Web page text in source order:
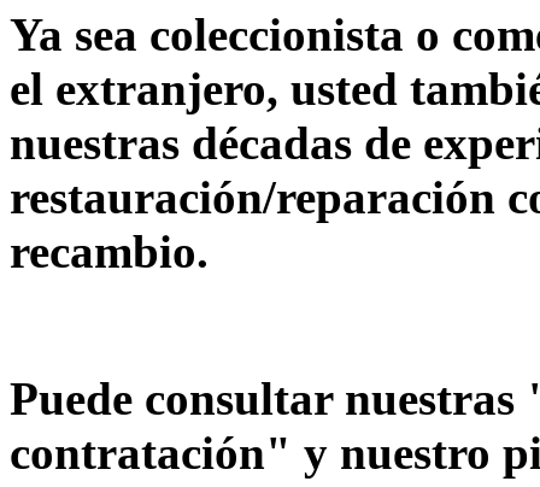
Ya sea coleccionista o
el extranjero, usted
nuestras décadas de
restauración/reparación
recambio.
Puede consultar nuestras
contratación" y nuestro